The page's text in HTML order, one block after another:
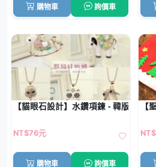
購物車 詢價車
【貓眼石設計】水鑽項鍊 - 韓版長款
NT$76元
購物車 詢價車
【